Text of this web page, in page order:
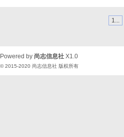
1...
Powered by 尚志信息社 X1.0
© 2015-2020 尚志信息社 版权所有